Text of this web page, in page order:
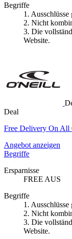
Begriffe
1. Ausschlüsse
2. Nicht
3. Die
Website.
Deal
Free Delivery On All
Angebot anzeigen
Begriffe
Ersparnisse
FREE AUS
Begriffe
1. Ausschlüsse
2. Nicht
3. Die
Website.